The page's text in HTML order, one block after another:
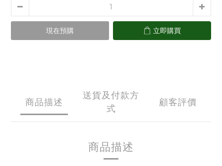
現在預購 立即購買
商品描述
送貨及付款方
式
顧客評價
商品描述